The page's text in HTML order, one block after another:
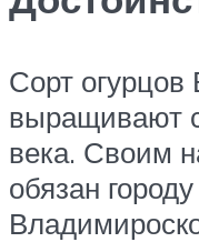
Сорт огурцов
выращивают
века. Своим
обязан